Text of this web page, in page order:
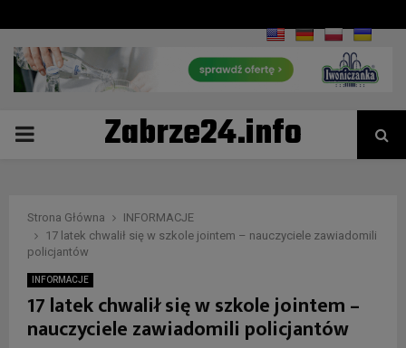
PRIMARYZabrze24.info
Strona Główna
INFORMACJE
17 latek chwalił się w szkole jointem – nauczyciele zawiadomili
policjantów
INFORMACJE
17 latek chwalił się w szkole jointem –
nauczyciele zawiadomili policjantów